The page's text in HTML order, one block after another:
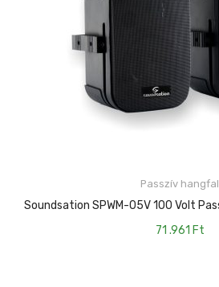
Passzív hangfal
71 .961 Ft
KOSÁRBA TESZEM